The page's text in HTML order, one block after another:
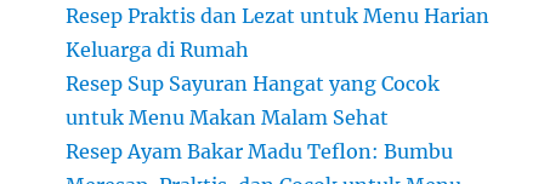
Resep Praktis dan Lezat untuk Menu Harian
Keluarga di Rumah
Resep Sup Sayuran Hangat yang Cocok
untuk Menu Makan Malam Sehat
Resep Ayam Bakar Madu Teflon: Bumbu